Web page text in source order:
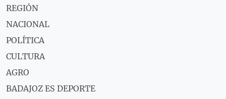
REGIÓN
NACIONAL
POLÍTICA
CULTURA
AGRO
BADAJOZ ES DEPORTE